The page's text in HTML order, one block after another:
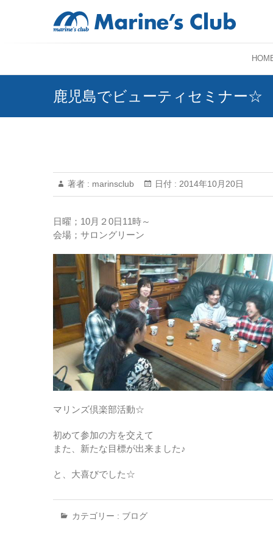
鹿児島でビューティセミナー☆
著者 : marinsclub 日付 : 2014年10月20日
日曜；10月２0日11時～
会場；サロングリーン
マリンズ倶楽部活動☆
初めて参加の方を交えて
また、新たな目標が出来ました♪
と、大喜びでした☆
カテゴリー : ブログ